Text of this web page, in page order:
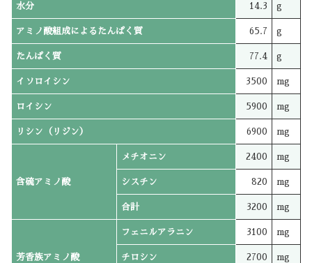
水分 14.3 g
アミノ酸組成によるたんぱく質 65.7 g
たんぱく質 77.4 g
イソロイシン 3500 mg
ロイシン 5900 mg
リシン（リジン） 6900 mg
含硫アミノ酸
メチオニン 2400 mg
シスチン 820 mg
合計 3200 mg
芳香族アミノ酸
フェニルアラニン 3100 mg
チロシン 2700 mg